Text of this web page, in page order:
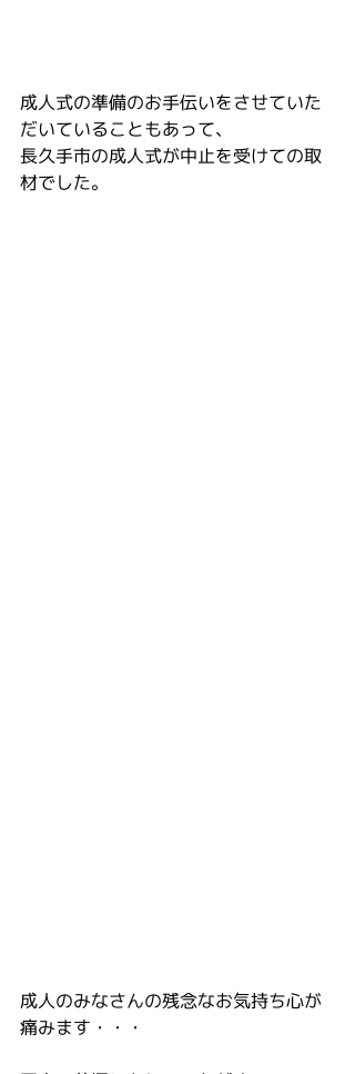
成人式の準備のお手伝いをさせていた
だいていることもあって、
長久手市の成人式が中止を受けての取
材でした。
成人のみなさんの残念なお気持ち心が
痛みます・・・